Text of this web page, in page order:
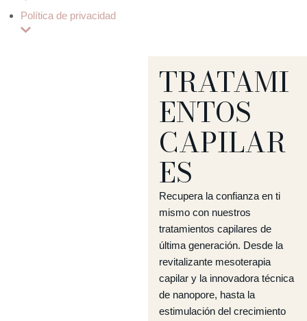
Política de privacidad
TRATAMI
ENTOS
CAPILAR
ES
Recupera la confianza en ti
mismo con nuestros
tratamientos capilares de
última generación. Desde la
revitalizante mesoterapia
capilar y la innovadora técnica
de nanopore, hasta la
estimulación del crecimiento